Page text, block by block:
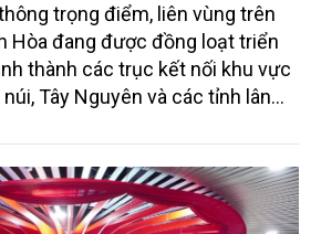
trọng điểm, liên vùng trên
Hòa đang được đồng loạt triển
thành các trục kết nối khu vực
Tây Nguyên và các tỉnh lân
mặt bằng, di dời hạ tầng kỹ
rừng và bảo đảm nguồn vật